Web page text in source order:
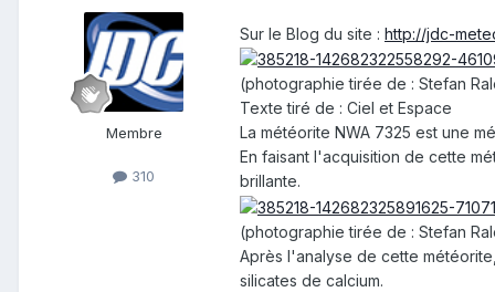
Membre
310
Sur le Blog du site : http://jdc-
(photographie tirée de : Stefan
Texte tiré de : Ciel et Espace
La météorite NWA 7325 est une
En faisant l'acquisition de cette
brillante.
(photographie tirée de : Stefan
Après l'analyse de cette
silicates de calcium.